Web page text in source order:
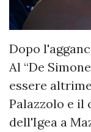
Dopo
Al “De
essere
Palazzolo e il
dell'Igea a